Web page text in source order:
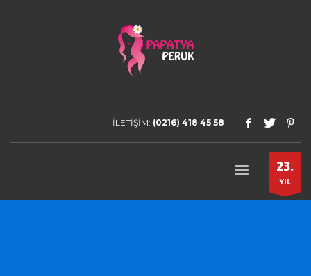
İLETİŞİM: (0216) 418 45 58
23.
YIL